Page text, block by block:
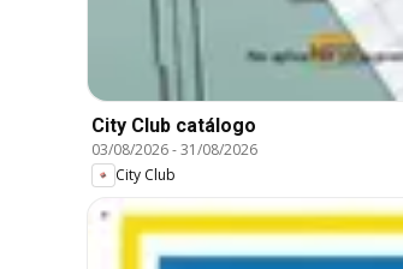
City Club catálogo
03/08/2026-31/08/2026
City Club